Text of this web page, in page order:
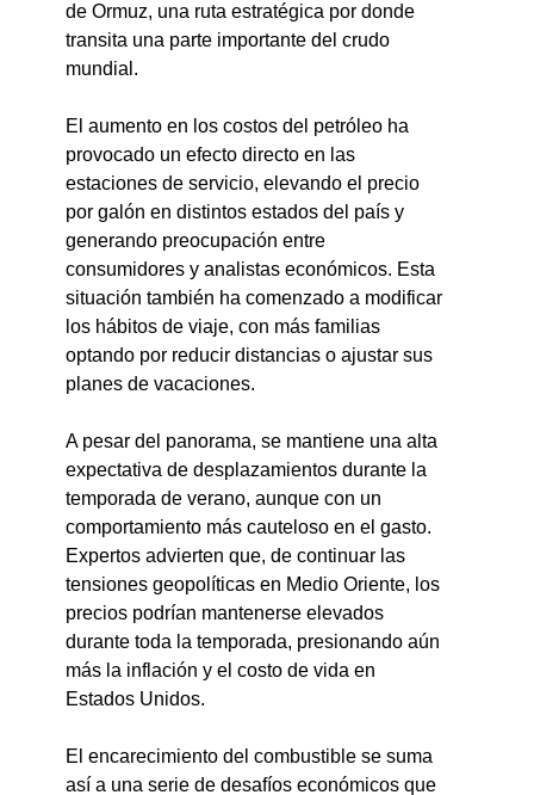
de Ormuz, una ruta estratégica por donde
transita una parte importante del crudo
mundial.
El aumento en los costos del petróleo ha
provocado un efecto directo en las
estaciones de servicio, elevando el precio
por galón en distintos estados del país y
generando preocupación entre
consumidores y analistas económicos. Esta
situación también ha comenzado a modificar
los hábitos de viaje, con más familias
optando por reducir distancias o ajustar sus
planes de vacaciones.
A pesar del panorama, se mantiene una alta
expectativa de desplazamientos durante la
temporada de verano, aunque con un
comportamiento más cauteloso en el gasto.
Expertos advierten que, de continuar las
tensiones geopolíticas en Medio Oriente, los
precios podrían mantenerse elevados
durante toda la temporada, presionando aún
más la inflación y el costo de vida en
Estados Unidos.
El encarecimiento del combustible se suma
así a una serie de desafíos económicos que